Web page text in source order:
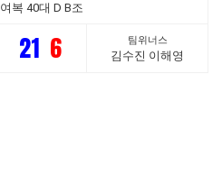
여복 40대 D B조
21 6 팀위너스
김수진 이해영